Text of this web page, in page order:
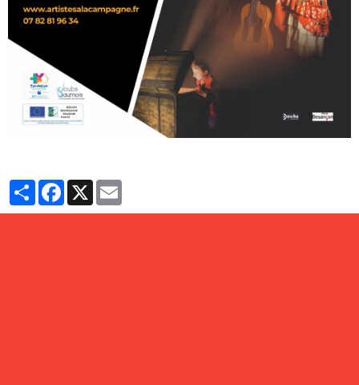
PartagerFacebook
X